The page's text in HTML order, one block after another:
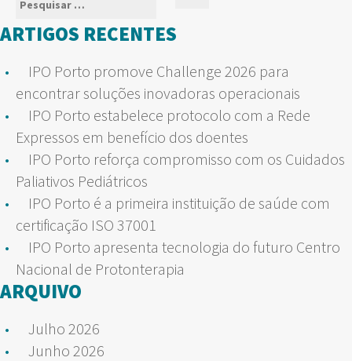
ARTIGOS
por:
ARTIGOS RECENTES
IPO Porto promove Challenge 2026 para
encontrar soluções inovadoras operacionais
IPO Porto estabelece protocolo com a Rede
Expressos em benefício dos doentes
IPO Porto reforça compromisso com os Cuidados
Paliativos Pediátricos
IPO Porto é a primeira instituição de saúde com
certificação ISO 37001
IPO Porto apresenta tecnologia do futuro Centro
Nacional de Protonterapia
ARQUIVO
Julho 2026
Junho 2026